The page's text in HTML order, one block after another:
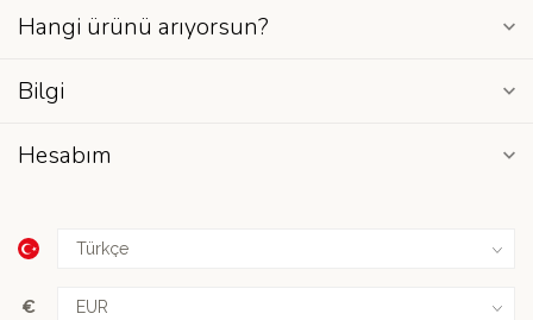
Hangi ürünü arıyorsun?
Bilgi
Hesabım
€